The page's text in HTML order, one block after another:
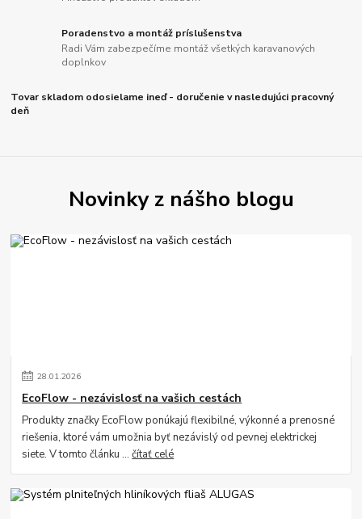
Poradenstvo a montáž príslušenstva
Radi Vám zabezpečíme montáž všetkých karavanových
doplnkov
Tovar skladom odosielame ineď - doručenie v nasledujúci pracovný
deň
Novinky z nášho blogu
28.01.2026
EcoFlow - nezávislosť na vašich cestách
Produkty značky EcoFlow ponúkajú flexibilné, výkonné a prenosné
riešenia, ktoré vám umožnia byť nezávislý od pevnej elektrickej
siete. V tomto článku ...čítať celé